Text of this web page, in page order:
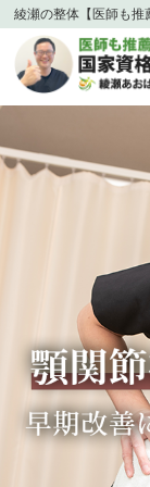
綾瀬の整体【医師も